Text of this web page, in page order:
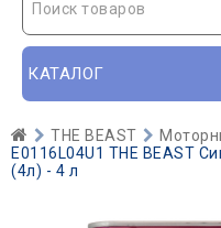
Поиск товаров
КАТАЛОГ
THE BEAST
E0116L04U1 THE BEAST
(4л) - 4 л